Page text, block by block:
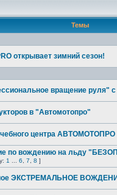
Темы
открывает зимний сезон!
вращение руля" с
в "Автомотопро"
центра АВТОМОТОПРО
по вождению на льду
1 6 7 8 ]
ЭКСТРЕМАЛЬНОЕ